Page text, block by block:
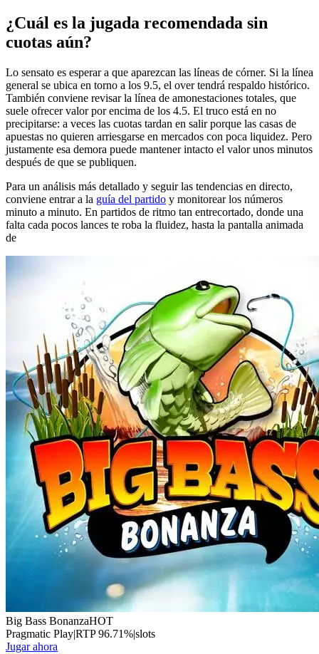
¿Cuál es la jugada recomendada sin
cuotas aún?
Lo sensato es esperar a que aparezcan las líneas de córner. Si la línea
general se ubica en torno a los 9.5, el over tendrá respaldo histórico.
También conviene revisar la línea de amonestaciones totales, que
suele ofrecer valor por encima de los 4.5. El truco está en no
precipitarse: a veces las cuotas tardan en salir porque las casas de
apuestas no quieren arriesgarse en mercados con poca liquidez. Pero
justamente esa demora puede mantener intacto el valor unos minutos
después de que se publiquen.
Para un análisis más detallado y seguir las tendencias en directo,
conviene entrar a la guía del partido y monitorear los números
minuto a minuto. En partidos de ritmo tan entrecortado, donde una
falta cada pocos lances te roba la fluidez, hasta la pantalla animada
de
Big Bass BonanzaHOT
Pragmatic Play|RTP96.71%|slots
Jugar ahora